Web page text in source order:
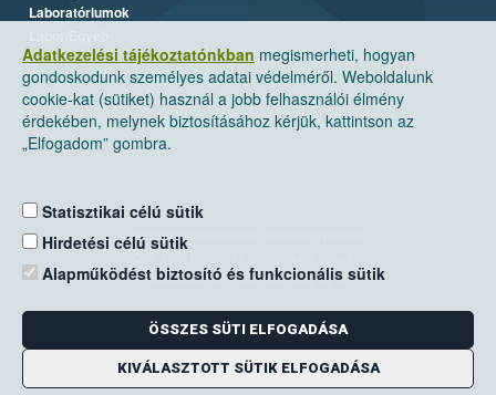
Adatkezelési tájékoztatónkban megismerheti, hogyan
gondoskodunk személyes adatai védelméről. Weboldalunk
cookie-kat (sütiket) használ a jobb felhasználói élmény
érdekében, melynek biztosításához kérjük, kattintson az
„Elfogadom” gombra.
Statisztikai célú sütik
Hirdetési célú sütik
Alapműködést biztosító és funkcionális sütik
ÖSSZES SÜTI ELFOGADÁSA
KIVÁLASZTOTT SÜTIK ELFOGADÁSA
Laboratóriumok
Nemzeti Élelmiszerlánc-biztonsági Hivatal
Levelezési cím: 1525 Budapest. Pf. 30.
E-mail:ugyfelszolgalat@nebih.gov.hu
Zöld szám: 06-80/263-244
Telefon: 06-1/ 336-9000